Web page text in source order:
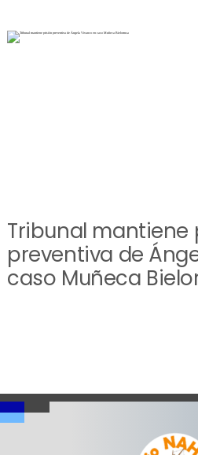
Tribunal mantiene
preventiva de
caso Muñeca